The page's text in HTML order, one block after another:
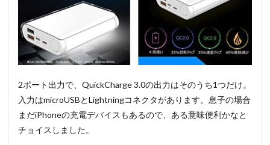
2ポート出力で、QuickCharge 3.0の出力はそのうち1つだけ。
入力はmicroUSBとLightningコネクタがあります。息子の場合
まだiPhoneの充電デバイスもあるので、ある意味便利かなと
チョイスしました。